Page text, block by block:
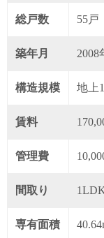
総戸数 55戸
築年月 2008
構造規模 地上
賃料
管理費
間取り
専有面積